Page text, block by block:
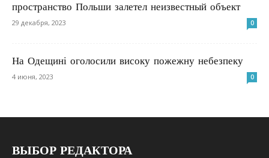
пространство Польши залетел неизвестный объект
29 декабря, 2023 0
На Одещині оголосили високу пожежну небезпеку
4 июня, 2023 0
ВЫБОР РЕДАКТОРА